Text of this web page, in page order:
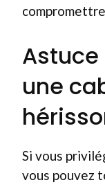
Astuce
une
Si vous
vous pouvez